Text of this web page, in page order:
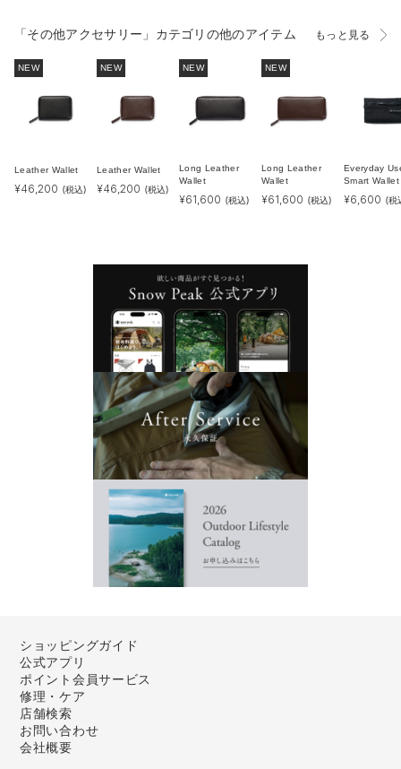
「その他アクセサリー」カテゴリの他のアイテム もっと見る
NEW
Leather Wallet
¥46,200 (税込)
NEW
Leather Wallet
¥46,200 (税込)
NEW
Long Leather
Wallet
¥61,600 (税込)
NEW
Long Leather
Wallet
¥61,600 (税込)
Everyday
Smart Wallet
¥6,600 (税
ショッピングガイド
公式アプリ
ポイント会員サービス
修理・ケア
店舗検索
お問い合わせ
会社概要